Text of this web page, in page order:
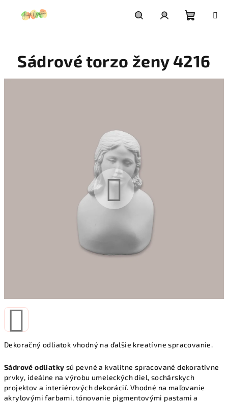
košík
Dekoračný odliatok vhodný na ďalšie kreatívne spracovanie.
Sádrové odliatky sú pevné a kvalitne spracované dekoratívne
prvky, ideálne na výrobu umeleckých diel, sochárskych
projektov a interiérových dekorácií. Vhodné na maľovanie
akrylovými farbami, tónovanie pigmentovými pastami a
Sádrové torzo ženy 4216